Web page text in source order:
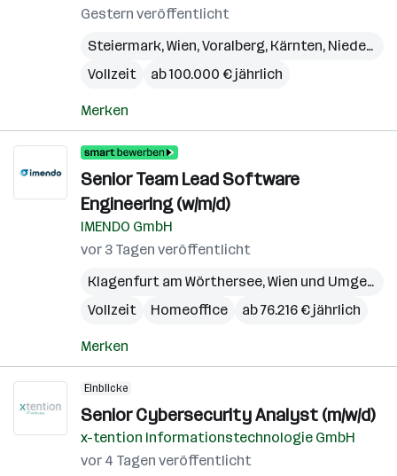
Gestern veröffentlicht
Steiermark,Wien,Voralberg, Kärnten, Niederösterreich
Vollzeit
ab 100.000 € jährlich
Merken
Senior Team Lead Software
Engineering (w/m/d)
IMENDO GmbH
vor 3 Tagen veröffentlicht
Klagenfurt am Wörthersee,Wien und Umgebung
Vollzeit
Homeoffice ab 76.216 € jährlich
Merken
Einblicke
Senior Cybersecurity Analyst (m/w/d)
x-tention Informationstechnologie GmbH
vor 4 Tagen veröffentlicht